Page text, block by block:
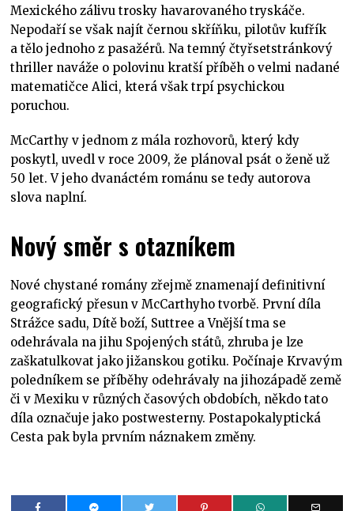
Mexického zálivu trosky havarovaného tryskáče.
Nepodaří se však najít černou skříňku, pilotův kufřík
a tělo jednoho z pasažérů. Na temný čtyřsetstránkový
thriller naváže o polovinu kratší příběh o velmi nadané
matematičce Alici, která však trpí psychickou
poruchou.
McCarthy v jednom z mála rozhovorů, který kdy
poskytl, uvedl v roce 2009, že plánoval psát o ženě už
50 let. V jeho dvanáctém románu se tedy autorova
slova naplní.
Nový směr s otazníkem
Nové chystané romány zřejmě znamenají definitivní
geografický přesun v McCarthyho tvorbě. První díla
Strážce sadu, Dítě boží, Suttree a Vnější tma se
odehrávala na jihu Spojených států, zhruba je lze
zaškatulkovat jako jižanskou gotiku. Počínaje Krvavým
poledníkem se příběhy odehrávaly na jihozápadě země
či v Mexiku v různých časových obdobích, někdo tato
díla označuje jako postwesterny. Postapokalyptická
Cesta pak byla prvním náznakem změny.